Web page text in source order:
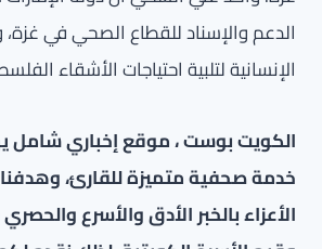
الدعم والإسناد للقطاع الصحي في
الإنسانية لتلبية احتياجات الأشقاء
الكويت بوست ، موقع إخباري شامل
خدمة صحفية متميزة للقارئ، وهدفنا
الأعزاء بالخبر الأدق والأسرع